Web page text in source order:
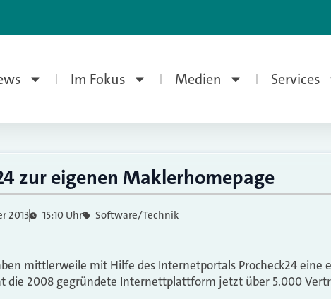
Im Fokus Medien Services
zur eigenen Maklerhomepage
2013 15:10 Uhr Software/Technik
mittlerweile mit Hilfe des Internetportals Procheck24 eine
die 2008 gegründete Internettplattform jetzt über 5.000